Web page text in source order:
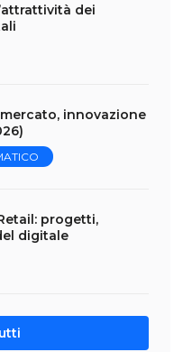
dei
innovazione
progetti,
digitale